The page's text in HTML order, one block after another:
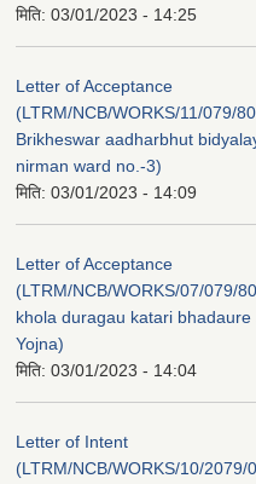
मिति: 03/01/2023 - 14:25
Letter of Acceptance
(LTRM/NCB/WORKS/11/079/80
Brikheswar aadharbhut
nirman ward no.-3)
मिति: 03/01/2023 - 14:09
Letter of Acceptance
(LTRM/NCB/WORKS/07/079/
khola duragau katari bhadaure
Yojna)
मिति: 03/01/2023 - 14:04
Letter of Intent
(LTRM/NCB/WORKS/10/2079/